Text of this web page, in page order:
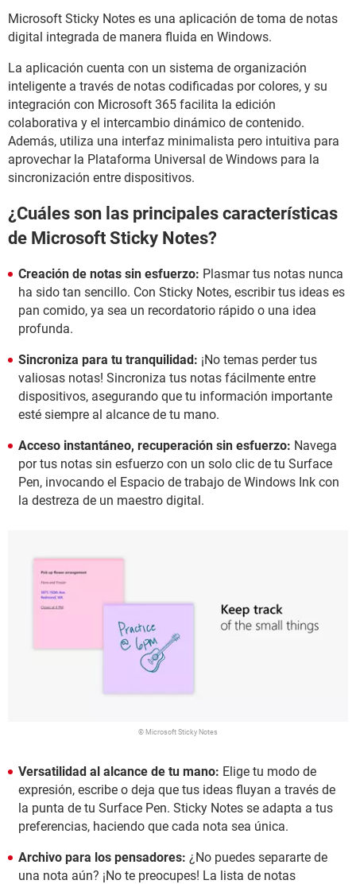
Microsoft Sticky Notes es una aplicación de toma de notas
digital integrada de manera fluida en Windows.
La aplicación cuenta con un sistema de organización
inteligente a través de notas codificadas por colores, y su
integración con Microsoft 365 facilita la edición
colaborativa y el intercambio dinámico de contenido.
Además, utiliza una interfaz minimalista pero intuitiva para
aprovechar la Plataforma Universal de Windows para la
sincronización entre dispositivos.
¿Cuáles son las principales características
de Microsoft Sticky Notes?
Creación de notas sin esfuerzo: Plasmar tus notas nunca
ha sido tan sencillo. Con Sticky Notes, escribir tus ideas es
pan comido, ya sea un recordatorio rápido o una idea
profunda.
Sincroniza para tu tranquilidad: ¡No temas perder tus
valiosas notas! Sincroniza tus notas fácilmente entre
dispositivos, asegurando que tu información importante
esté siempre al alcance de tu mano.
Acceso instantáneo, recuperación sin esfuerzo: Navega
por tus notas sin esfuerzo con un solo clic de tu Surface
Pen, invocando el Espacio de trabajo de Windows Ink con
la destreza de un maestro digital.
© Microsoft Sticky Notes
Versatilidad al alcance de tu mano: Elige tu modo de
expresión, escribe o deja que tus ideas fluyan a través de
la punta de tu Surface Pen. Sticky Notes se adapta a tus
preferencias, haciendo que cada nota sea única.
Archivo para los pensadores: ¿No puedes separarte de
una nota aún? ¡No te preocupes! La lista de notas